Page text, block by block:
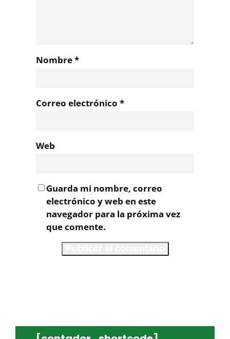
Nombre*
Correo electrónico *
Web
Guarda mi nombre, correo
electrónico y web en este
navegador para la próxima vez
que comente.